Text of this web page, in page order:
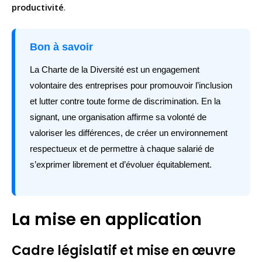
productivité.
Bon à savoir
La Charte de la Diversité est un engagement
volontaire des entreprises pour promouvoir l’inclusion
et lutter contre toute forme de discrimination. En la
signant, une organisation affirme sa volonté de
valoriser les différences, de créer un environnement
respectueux et de permettre à chaque salarié de
s’exprimer librement et d’évoluer équitablement.
La mise en application
Cadre législatif et mise en œuvre